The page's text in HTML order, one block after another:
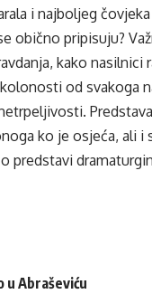
i najboljeg
obično pripisuju?
kako nasilnici
od svakoga
ko je osjeća, ali i
predstavi
Abraševiću